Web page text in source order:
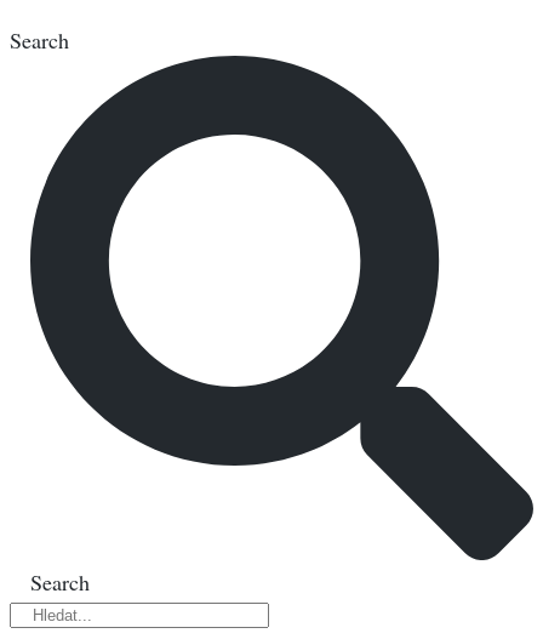
Search
Search